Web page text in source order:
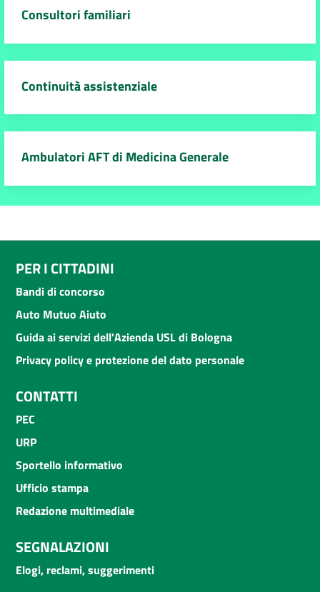
Consultori familiari
Continuità assistenziale
Ambulatori AFT di Medicina Generale
PER I CITTADINI
Bandi di concorso
Auto Mutuo Aiuto
Guida ai servizi dell'Azienda USL di Bologna
Privacy policy e protezione del dato personale
CONTATTI
PEC
URP
Sportello informativo
Ufficio stampa
Redazione multimediale
SEGNALAZIONI
Elogi, reclami, suggerimenti